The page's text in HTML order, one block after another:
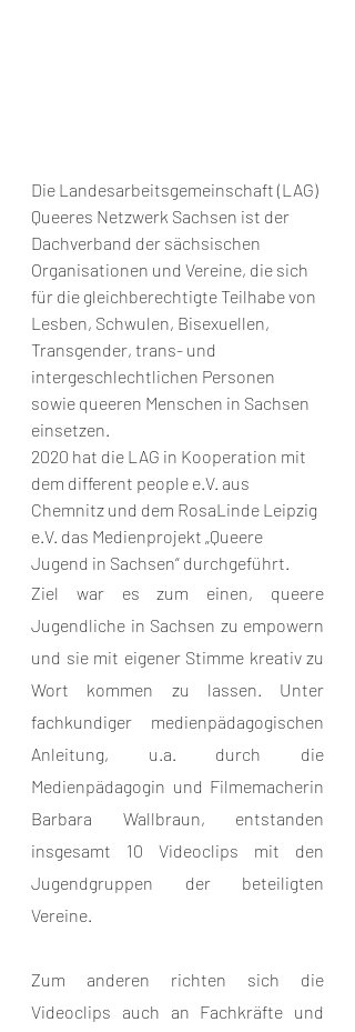
Die Landesarbeitsgemeinschaft (LAG)
Queeres Netzwerk Sachsen ist der
Dachverband der sächsischen
Organisationen und Vereine, die sich
für die gleichberechtigte Teilhabe von
Lesben, Schwulen, Bisexuellen,
Transgender, trans- und
intergeschlechtlichen Personen
sowie queeren Menschen in Sachsen
einsetzen.
2020 hat die LAG in Kooperation mit
dem different people e.V. aus
Chemnitz und dem RosaLinde Leipzig
e.V. das Medienprojekt „Queere
Jugend in Sachsen“ durchgeführt.
Ziel war es zum einen, queere
Jugendliche in Sachsen zu empowern
und sie mit eigener Stimme kreativ zu
Wort kommen zu lassen. Unter
fachkundiger medienpädagogischen
Anleitung, u.a. durch die
Medienpädagogin und Filmemacherin
Barbara Wallbraun, entstanden
insgesamt 10 Videoclips mit den
Jugendgruppen der beteiligten
Vereine.
Zum anderen richten sich die
Videoclips auch an Fachkräfte und